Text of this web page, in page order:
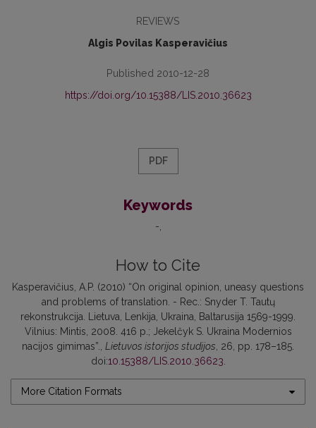
REVIEWS
Algis Povilas Kasperavičius
Published 2010-12-28
https://doi.org/10.15388/LIS.2010.36623
PDF
Keywords
-
How to Cite
Kasperavičius, A.P. (2010) “On original opinion, uneasy questions
and problems of translation. - Rec.: Snyder T. Tautų
rekonstrukcija. Lietuva, Lenkija, Ukraina, Baltarusija 1569-1999.
Vilnius: Mintis, 2008. 416 p.; Jekelčyk S. Ukraina Modernios
nacijos gimimas”., Lietuvos istorijos studijos , 26, pp. 178–185.
doi:10.15388/LIS.2010.36623
More Citation Formats